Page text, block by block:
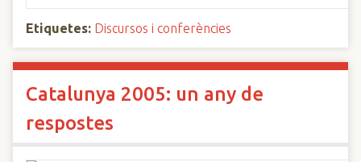
Etiquetes: Discursos i conferències
Catalunya 2005: un any de
respostes